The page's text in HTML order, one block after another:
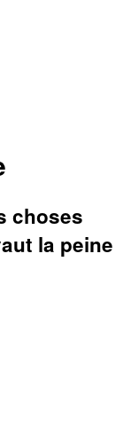
choses
la peine